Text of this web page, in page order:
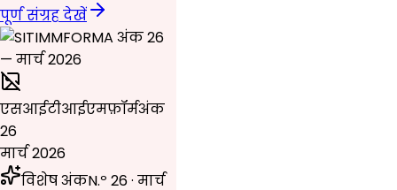
पूर्ण संग्रह देखें
एसआईटीआईएमफ़ॉर्मअंक
26
मार्च 2026
विशेष अंकN.º 26 · मार्च